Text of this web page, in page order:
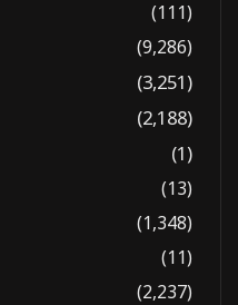
(111)
(9,286)
(3,251)
(2,188)
(1)
(13)
(1,348)
(11)
(2,237)